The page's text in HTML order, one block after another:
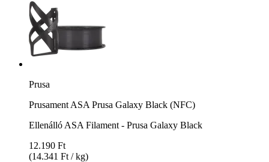
Prusa
Prusament ASA Prusa Galaxy Black (NFC)
Ellenálló ASA Filament - Prusa Galaxy Black
12.190 Ft
(14.341 Ft / kg)